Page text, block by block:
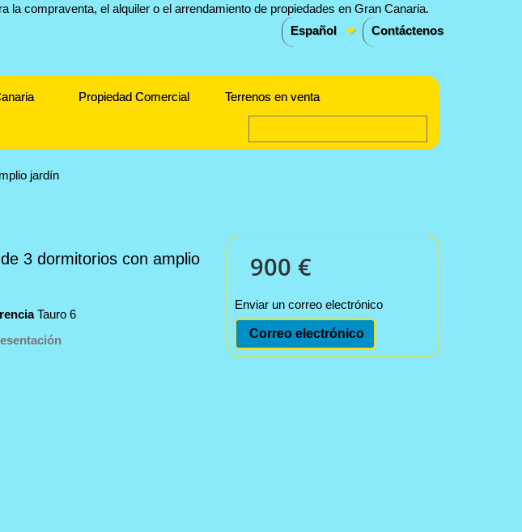
Contáctenos
Español
Propiedad Comercial
Terrenos en venta
jardín
3 dormitorios con amplio
Tauro 6
900 €
Enviar un correo electrónico
Correo electrónico